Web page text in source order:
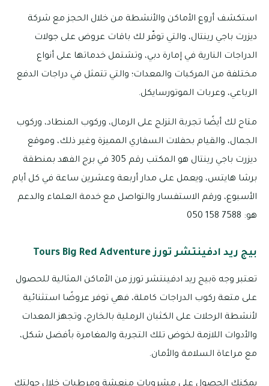
استكشف أروع الأماكن والأنشطة من خلال الحجز مع شركة
ديزرت باجي رينتال، والتي توفّر لك باقات عروض على جولات
الدراجات النارية في إمارة دبي، وتشتمل خدماتها على أنواع
مختلفة من المركبات والمعدات؛ والتي تتمثل في دراجات الدفع
الرباعي، وعربات الموتورسايكل.
متاح لك أيضًا تجربة التزلج على الرمال، وركوب المنطاد، وركوب
الجمال، والقيام بحفلات السفاري المميزة وغير ذلك، وموقع
ديزرت باجي رينتال هو المكتب رقم 305 في برج الفهد بمنطقة
برشا هايتس، ويعمل على مدار أربعة وعشرين ساعة في كل أيام
الأسبوع، ورقم الاستفسار والتواصل مع خدمة العلماء والدعم
هو: 7588 158 050
بيج ريد ادفينتشر تورز Tours Big Red Adventure
تعتبر وجه ةبيج ريد ادفينتشر تورز من الأماكن المثالية للحصول
على متعة ركوب الدراجات كاملة، فهي توفر عروضًا استثنائية
لأنشطة الرحلات على الكثبان الرملية بالخارج، وتجهز المعدات
والأدوات اللازمة لخوض تلك التجربة والمغامرة بأفضل شكل،
مع مراعاة السلامة والأمان.